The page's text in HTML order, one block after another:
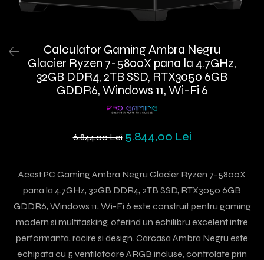
Calculator Gaming Ambra Negru
Glacier Ryzen 7-5800X pana la 4.7GHz,
32GB DDR4, 2TB SSD, RTX3050 6GB
GDDR6, Windows 11, Wi-Fi 6
6.844,00 Lei 5.844,00 Lei
Acest PC Gaming Ambra Negru Glacier Ryzen 7-5800X
pana la 4.7GHz, 32GB DDR4, 2TB SSD, RTX3050 6GB
GDDR6, Windows 11, Wi-Fi 6 este construit pentru gaming
modern si multitasking, oferind un echilibru excelent intre
performanta, racire si design. Carcasa Ambra Negru este
echipata cu 5 ventilatoare ARGB incluse, controlate prin